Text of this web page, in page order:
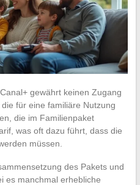
gewährt keinen Zugang
für eine familiäre Nutzung
die im Familienpaket
was oft dazu führt, dass die
müssen.
des Pakets und
es manchmal erhebliche